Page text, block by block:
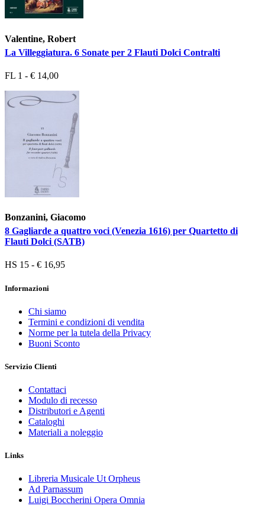
Valentine, Robert
La Villeggiatura. 6 Sonate per 2 Flauti Dolci Contralti
FL 1 - € 14,00
Bonzanini, Giacomo
8 Gagliarde a quattro voci (Venezia 1616) per Quartetto di
Flauti Dolci (SATB)
HS 15 - € 16,95
Informazioni
Chi siamo
Termini e condizioni di vendita
Norme per la tutela della Privacy
Buoni Sconto
Servizio Clienti
Contattaci
Modulo di recesso
Distributori e Agenti
Cataloghi
Materiali a noleggio
Links
Libreria Musicale Ut Orpheus
Ad Parnassum
Luigi Boccherini Opera Omnia